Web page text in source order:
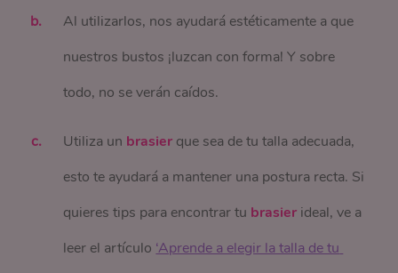
Al utilizarlos, nos ayudará estéticamente a que
nuestros bustos ¡luzcan con forma! Y sobre
todo, no se verán caídos.
Utiliza un brasier que sea de tu talla adecuada,
esto te ayudará a mantener una postura recta. Si
quieres tips para encontrar tu brasier ideal, ve a
leer el artículo ‘Aprende a elegir la talla de tu